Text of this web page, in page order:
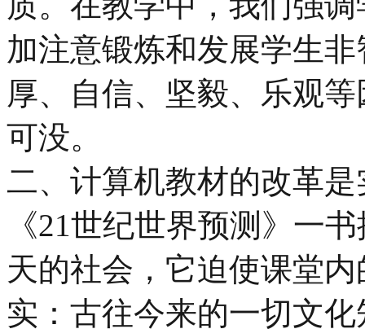
加注意锻炼和发展学生
厚、自信、坚毅、乐观
可没。
二、计算机教材的改革
《21世纪世界预测》一
天的社会，它迫使课堂
实：古往今来的一切文